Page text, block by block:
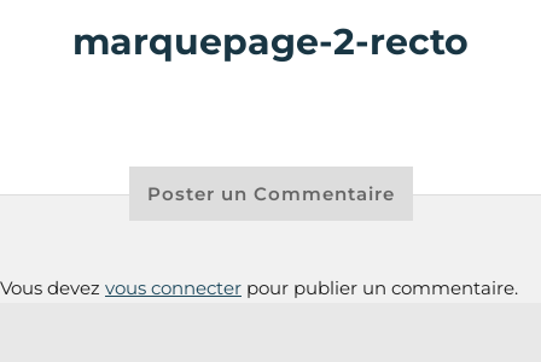
marquepage-2-recto
Poster un Commentaire
Vous devez vous connecter pour publier un commentaire.